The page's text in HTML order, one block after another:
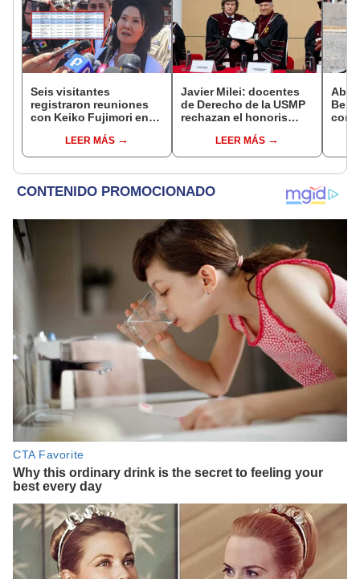
Seis visitantes
registraron reuniones
con Keiko Fujimori en
presidenta se
encontraba en Junín
LEER MÁS
Javier Milei: docentes
de Derecho de la USMP
rechazan el honoris
presidente de Argentina
LEER MÁS